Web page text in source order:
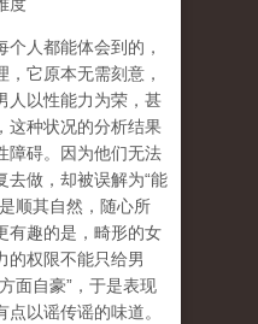
人都能体会到的，
，它原本无需刻意，
人以性能力为荣，甚
这种状况的分析结果
障碍。因为他们无法
去做，却被误解为“能
顺其自然，随心所
有趣的是，畸形的女
的权限不能只给男
面自豪” ，于是表现
以谣传谣的味道。